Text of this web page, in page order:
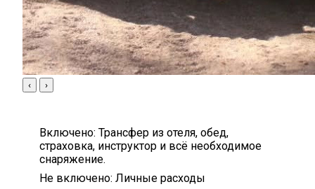
‹ ›
Включено: Трансфер из отеля, обед,
страховка, инструктор и всё необходимое
снаряжение.
Не включено: Личные расходы